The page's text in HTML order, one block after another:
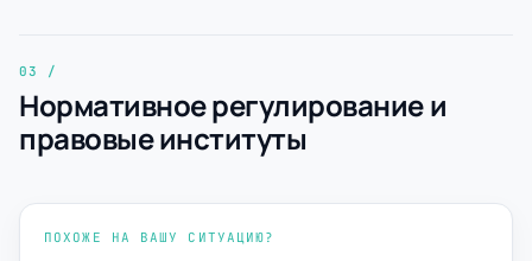
Нормативное регулирование и
правовые институты
ПОХОЖЕ НА ВАШУ СИТУАЦИЮ?